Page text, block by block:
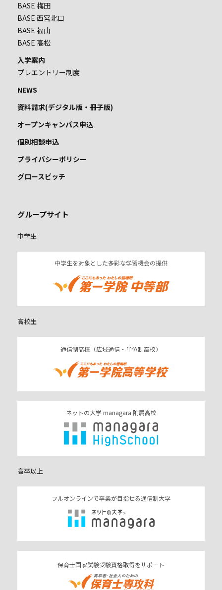
BASE 梅田
BASE 西宮北口
BASE 福山
BASE 高松
入学案内
プレエントリー制度
NEWS
資料請求(デジタル版・冊子版)
オープンキャンパス申込
個別相談申込
プライバシーポリシー
グロースピッチ
グループサイト
中学生
中学生を対象とした多彩な学習機会の提供
高校生
通信制高校（広域通信・単位制高校）
ネットの大学 managara 附属高校
高卒以上
フルオンラインで卒業が目指せる通信制大学
保育士国家試験受験資格取得をサポート